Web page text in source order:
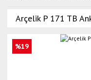
Arçelik P 171 TB
%19